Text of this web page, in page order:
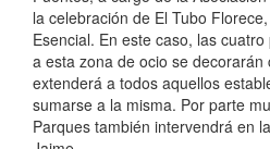
la celebración de El Tubo
Esencial. En este caso, las
a esta zona de ocio se
extenderá a todos aquellos
sumarse a la misma. Por parte
Parques también intervendrá en